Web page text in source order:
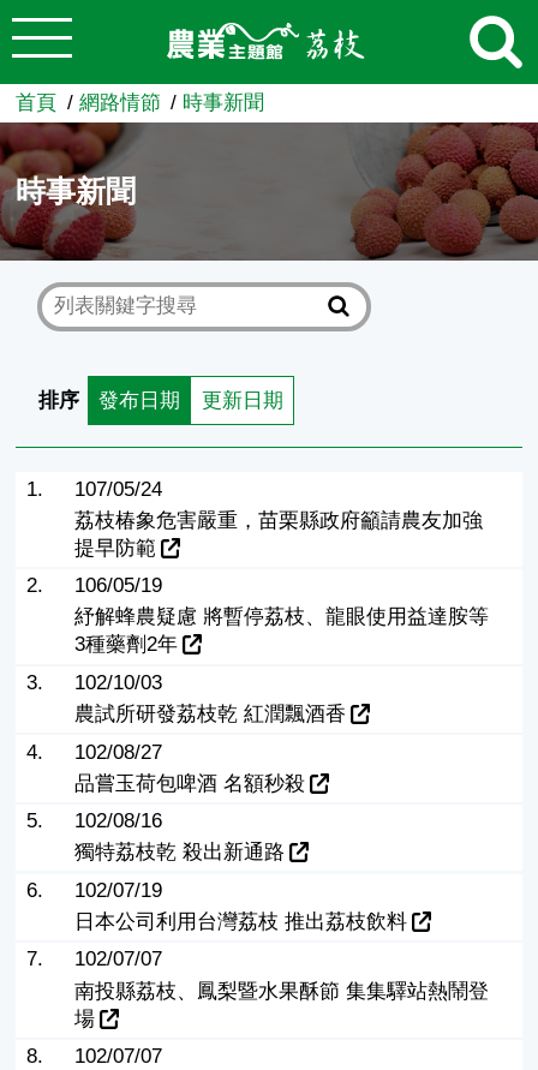
跳到主要內容
農業知識入口網
首頁 網路情節 時事新聞
時事新聞
排序 發布日期 更新日期
1.
107/05/24
荔枝椿象危害嚴重，苗栗縣政府籲請農友加強
提早防範
2.
106/05/19
紓解蜂農疑慮 將暫停荔枝、龍眼使用益達胺等
3種藥劑2年
3.
102/10/03
農試所研發荔枝乾 紅潤飄酒香
4.
102/08/27
品嘗玉荷包啤酒 名額秒殺
5.
102/08/16
獨特荔枝乾 殺出新通路
6.
102/07/19
日本公司利用台灣荔枝 推出荔枝飲料
7.
102/07/07
南投縣荔枝、鳳梨暨水果酥節 集集驛站熱鬧登
場
8.
102/07/07